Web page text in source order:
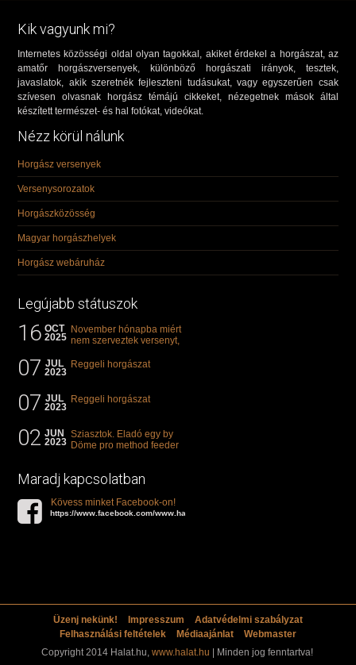
Kik vagyunk mi?
Internetes közösségi oldal olyan tagokkal, akiket érdekel a horgászat, az
amatőr horgászversenyek, különböző horgászati irányok, tesztek,
javaslatok, akik szeretnék fejleszteni tudásukat, vagy egyszerűen csak
szívesen olvasnak horgász témájú cikkeket, nézegetnek mások által
készített természet- és hal fotókat, videókat.
Nézz körül nálunk
Horgász versenyek
Versenysorozatok
Horgászközösség
Magyar horgászhelyek
Horgász webáruház
Legújabb státuszok
16 OCT
2025
November hónapba miért
nem szerveztek versenyt,
"kárászos"...
07 JUL
2023
Reggeli horgászat
07 JUL
2023
Reggeli horgászat
02 JUN
2023
Sziasztok. Eladó egy by
Döme pro method feeder
Maradj kapcsolatban
Kövess minket Facebook-on!
https://www.facebook.com/www.halat.hu
Üzenj nekünk! Impresszum
Adatvédelmi szabályzat
Felhasználási feltételek
Médiaajánlat
Webmaster
Copyright 2014 Halat.hu, www.halat.hu | Minden jog fenntartva!